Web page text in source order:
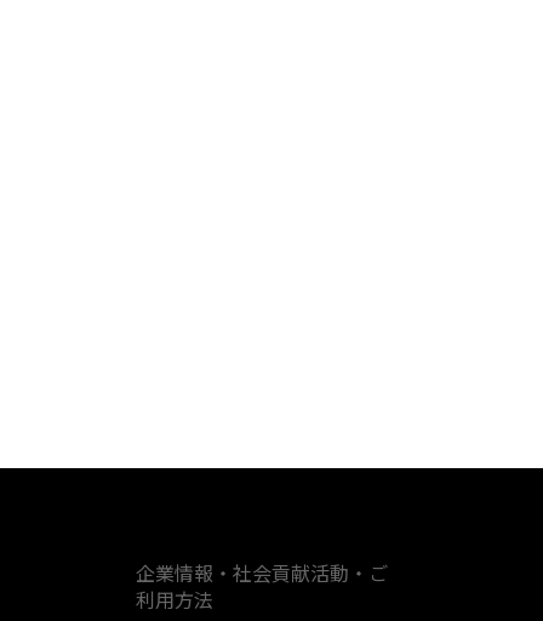
企業情報・社会貢献活動・ご
利用方法